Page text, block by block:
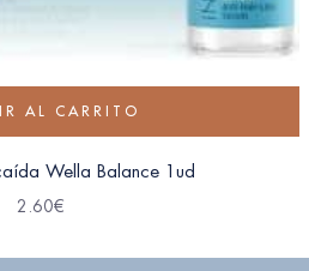
AL CARRITO
Wella Balance 1ud
2.60€